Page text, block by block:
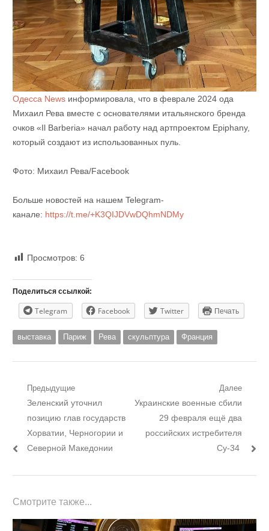
Одесса Newsинформировала, что в феврале 2024 ода
Михаил Рева вместе с основателями итальянского бренда
очков «Il Barberia» начал работу над артпроектом Epiphany,
который создают из использованных пуль.
Фото: Михаил Рева/Facebook
Больше новостей на нашем Telegram-
канале: https://t.me/+K3QIJDVwDQhmNDMy
Просмотров: 6
Поделиться ссылкой:
Telegram Facebook Twitter Печать
выставка Париж Рева скульптура Франция
Навигация
записям
Предыдущие
Предыдущий
пост:
Зеленский уточнил
позицию глав государств
Хорватии, Черногории и
Северной Македонии
Далее
Следующий
Украинские военные сбили
29 февраля ещё два
российских истребителя
Су-34
Смотрите также...